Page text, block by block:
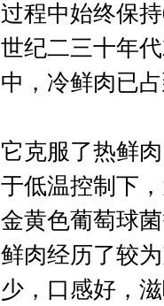
过程中始终保
世纪二三十年
中，冷鲜肉已
它克服了热鲜
于低温控制下
金黄色葡萄球
鲜肉经历了较
少，口感好，